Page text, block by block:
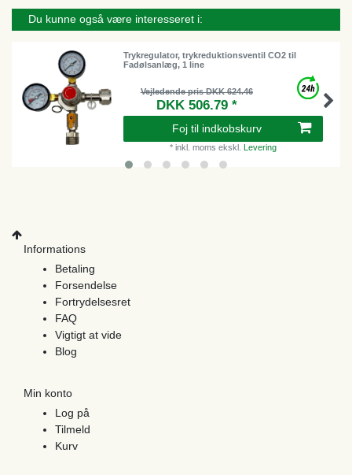
Du kunne også være interesseret i:
Trykregulator, trykreduktionsventil CO2 til
Fadølsanlæg, 1 line
Vejledende pris DKK 624.46
DKK 506.79 *
Foj til indkobskurv
* inkl. moms ekskl. Levering
Informations
Betaling
Forsendelse
Fortrydelsesret
FAQ
Vigtigt at vide
Blog
Min konto
Log på
Tilmeld
Kurv